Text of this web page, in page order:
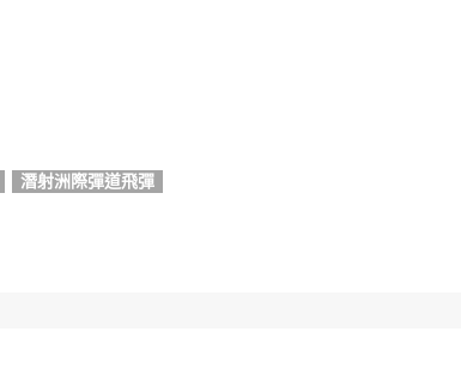
潛射洲際彈道飛彈